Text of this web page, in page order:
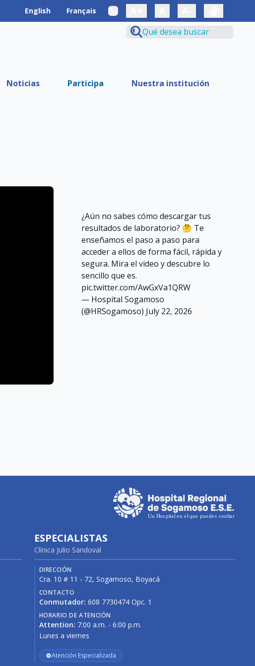
English Français
Noticias Participa Nuestra institución
¿Aún no sabes cómo descargar tus
resultados de laboratorio? 🤔 Te
enseñamos el paso a paso para
acceder a ellos de forma fácil, rápida y
segura. Mira el video y descubre lo
sencillo que es.
pic.twitter.com/AwGxVa1QRW
— Hospital Sogamoso
(@HRSogamoso) July 22, 2026
ESPECIALISTAS
Clínica Julio Sandoval
DIRECCIÓN
Cra. 10 # 11 - 72, Sogamoso, Boyacá
CONTACTO
Conmutador: 608 7730474 Opc. 1
HORARIO DE ATENCIÓN
Attention: 7:00 a.m. - 6:00 p.m.
Lunes a viernes
Atención Especializada